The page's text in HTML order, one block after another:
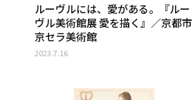
ルーヴルには、愛がある。『ルー
ヴル美術館展 愛を描く』／京都市
京セラ美術館
2023.7.16